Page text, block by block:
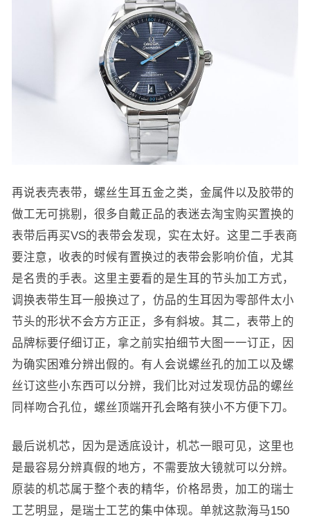
再说表壳表带，螺丝生耳五金之类，金属件以及胶带的
做工无可挑剔，很多自戴正品的表迷去淘宝购买置换的
表带后再买VS的表带会发现，实在太好。这里二手表商
要注意，收表的时候有置换过的表带会影响价值，尤其
是名贵的手表。这里主要看的是生耳的节头加工方式，
调换表带生耳一般换过了，仿品的生耳因为零部件太小
节头的形状不会方方正正，多有斜坡。其二，表带上的
品牌标要仔细订正，拿之前实拍细节大图一一订正，因
为确实困难分辨出假的。有人会说螺丝孔的加工以及螺
丝订这些小东西可以分辨，我们比对过发现仿品的螺丝
同样吻合孔位，螺丝顶端开孔会略有狭小不方便下刀。
最后说机芯，因为是透底设计，机芯一眼可见，这里也
是最容易分辨真假的地方，不需要放大镜就可以分辨。
原装的机芯属于整个表的精华，价格昂贵，加工的瑞士
工艺明显，是瑞士工艺的集中体现。单就这款海马150